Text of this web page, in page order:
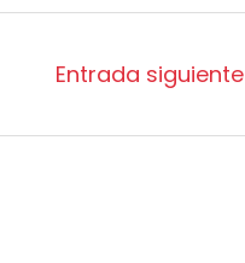
Entrada siguiente